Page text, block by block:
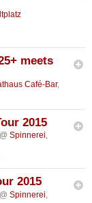
meets
Café-Bar,
2015
@ Spinnerei,
2015
@ Spinnerei